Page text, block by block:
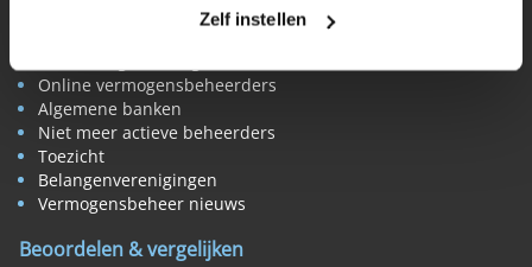
Zelf instellen
Online vermogensbeheerders
Algemene banken
Niet meer actieve beheerders
Toezicht
Belangenverenigingen
Vermogensbeheer nieuws
Beoordelen & vergelijken